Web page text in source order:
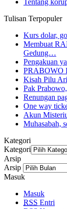
Tulisan Terpopuler
Kurs dolar,
Membuat
Gedung…
Pengakuan
PRABOWO
Kisah Pilu
Pak
Renungan
One way
Akun
Muhasabah,
Kategori
Kategori
Arsip
Arsip
Masuk
Masuk
RSS Entri